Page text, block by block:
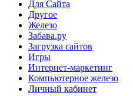
Для Сайта
Другое
Железо
Забава.ру
Загрузка сайтов
Игры
Интернет-маркетинг
Компьютерное железо
Личный кабинет